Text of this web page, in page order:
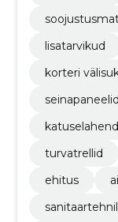
lisatarvikud
korteri
seinapaneelid
turvatrellid
ehitus